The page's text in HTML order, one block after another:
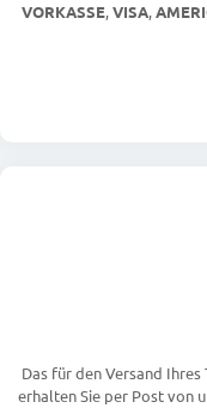
VORKASSE,VISA,
Das für den Versand
erhalten Sie per Post von